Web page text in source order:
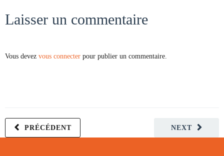
Laisser un commentaire
Vous devez vous connecter pour publier un commentaire.
NEXT
PRÉCÉDENT